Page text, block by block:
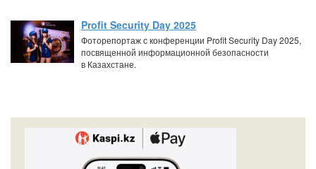
Profit Security Day 2025
Фоторепортаж с конференции Profit Security Day 2025,
посвященной информационной безопасности
в Казахстане.